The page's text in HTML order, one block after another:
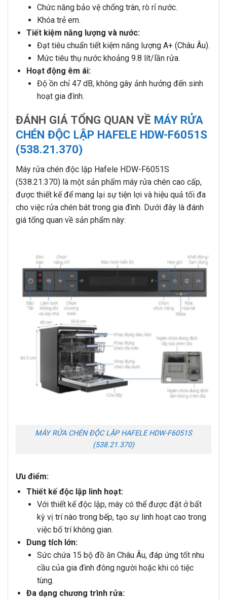
Chức năng bảo vệ chống tràn, rò rỉ nước.
Khóa trẻ em.
Tiết kiệm năng lượng và nước:
Đạt tiêu chuẩn tiết kiệm năng lượng A+ (Châu Âu).
Mức tiêu thụ nước khoảng 9.8 lít/lần rửa.
Hoạt động êm ái:
Độ ồn chỉ 47 dB, không gây ảnh hưởng đến sinh
hoạt gia đình.
ĐÁNH GIÁ TỔNG QUAN VỀ MÁY RỬA
CHÉN ĐỘC LẬP HAFELE HDW-F6051S
(538.21.370)
Máy rửa chén độc lập Hafele HDW-F6051S
(538.21.370) là một sản phẩm máy rửa chén cao cấp,
được thiết kế để mang lại sự tiện lợi và hiệu quả tối đa
cho việc rửa chén bát trong gia đình. Dưới đây là đánh
giá tổng quan về sản phẩm này:
MÁY RỬA CHÉN ĐỘC LẬP HAFELE HDW-F6051S
(538.21.370)
Ưu điểm:
Thiết kế độc lập linh hoạt:
Với thiết kế độc lập, máy có thể được đặt ở bất
kỳ vị trí nào trong bếp, tạo sự linh hoạt cao trong
việc bố trí không gian.
Dung tích lớn:
Sức chứa 15 bộ đồ ăn Châu Âu, đáp ứng tốt nhu
cầu của gia đình đông người hoặc khi có tiệc
tùng.
Đa dạng chương trình rửa: